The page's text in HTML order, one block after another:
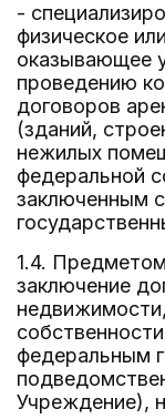
-
физическое
оказывающее
проведению
договоров
(зданий,
нежилых
федеральной
заключенным
1.4.
заключение
федеральным
Учреждение),